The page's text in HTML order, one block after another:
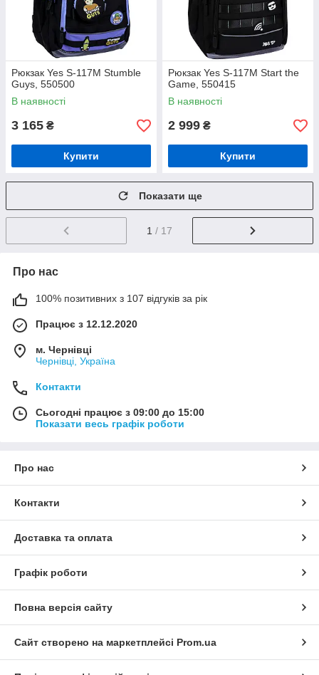
Рюкзак Yes S-117M Stumble
Guys, 550500
В наявності
3 165 ₴
Купити
Рюкзак Yes S-117M Start the
Game, 550415
В наявності
2 999 ₴
Купити
Показати ще
1 / 17
Про нас
100% позитивних з 107 відгуків за рік
Працює з 12.12.2020
м. Чернівці
Чернівці, Україна
Контакти
Сьогодні працює з 09:00 до 15:00
Показати весь графік роботи
Про нас
Контакти
Доставка та оплата
Графік роботи
Повна версія сайту
Сайт створено на маркетплейсі Prom.ua